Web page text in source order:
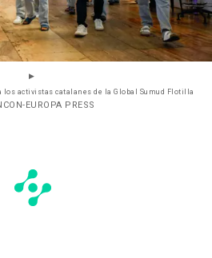
los activistas catalanes de la Global Sumud Flotilla
EUROPA PRESS